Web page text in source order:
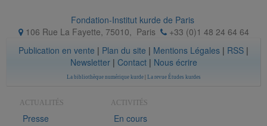
Fondation-Institut kurde de Paris
106 Rue La Fayette, 75010, Paris
+33 (0)1 48 24 64 64
Publication en vente | Plan du site | Mentions Légales | RSS |
Newsletter| Contact| Nous écrire
La bibliothèque numérique kurde| La revue Études kurdes
ACTUALITÉS
Presse
ACTIVITÉS
En cours